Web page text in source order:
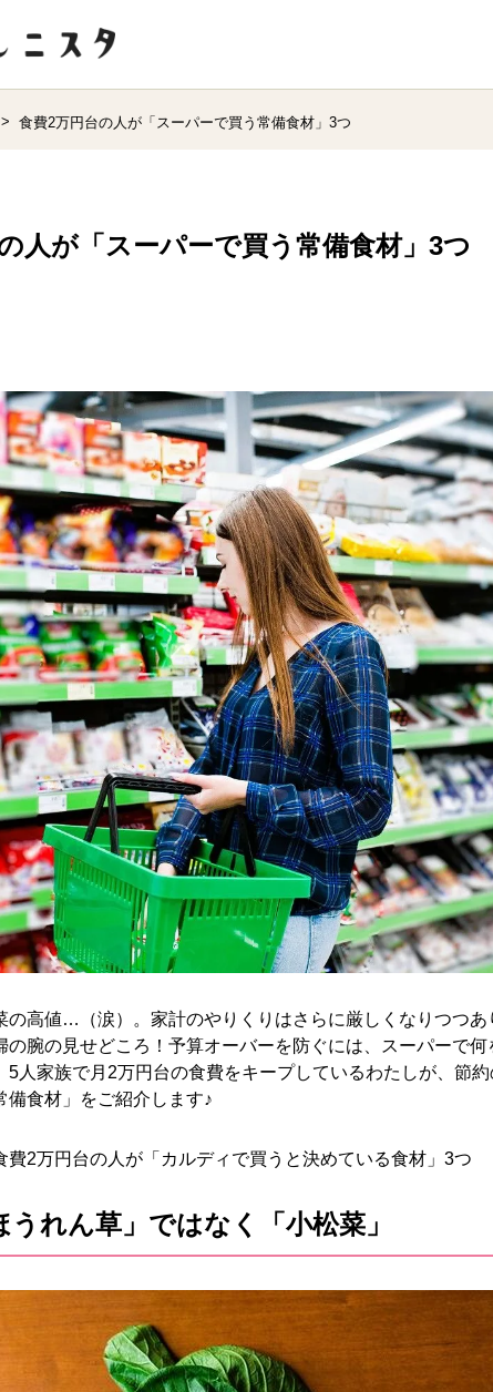
食費2万円台の人が「スーパーで買う常備食材」3つ
人が「スーパーで買う常備食材」3つ
の高値…（涙）。家計のやりくりはさらに厳しくなりつつあ
の腕の見せどころ！予算オーバーを防ぐには、スーパーで何
5人家族で月2万円台の食費をキープしているわたしが、節
備食材」をご紹介します♪
費2万円台の人が「カルディで買うと決めている食材」3つ
れん草」ではなく「小松菜」